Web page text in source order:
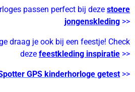
passen perfect bij deze stoere
jongenskleding >>
draag je ook bij een feestje! Check
deze feestkleding inspiratie >>
GPS kinderhorloge getest >>